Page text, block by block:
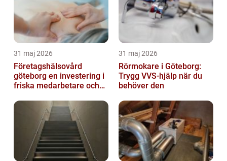
31 maj 2026
Företagshälsovård
göteborg en investering i
friska medarbetare och
31 maj 2026
Rörmokare i Göteborg:
Trygg VVS-hjälp när du
behöver den